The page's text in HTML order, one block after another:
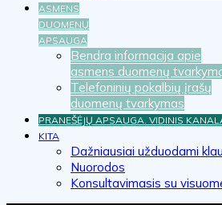
ASMENS
DUOMENŲ
APSAUGA
Bendra informacija apie
asmens duomenų
Telefoninių pokalbių įrašų
duomenų tvarkymas
PRANEŠĖJŲ APSAUGA. VIDINIS
KITA
Dažniausiai užduodami
Nuorodos
Konsultavimasis su